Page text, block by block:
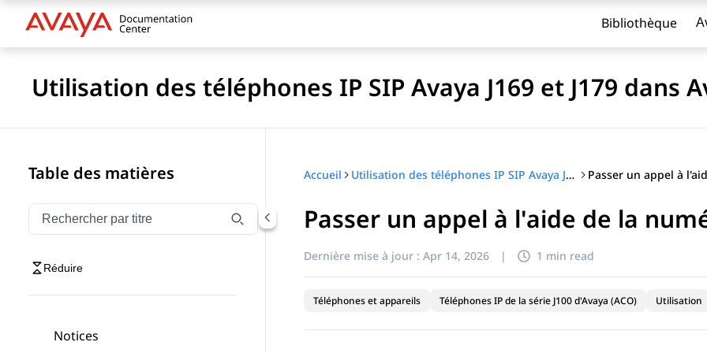
Bibliothèque
Utilisation des téléphones IP SIP Avaya J169 et J179 dans
Table des matières
Filtrer la navigation par titre
Saisissez pour filtrer les éléments de navigation par titre
Réduire
Notices
Accueil Utilisation des téléphones IP SIP Avaya J169 et J179 dans Avaya Aura®
Passer un appel à l'aide de la
Dernière mise à jour : Apr 14, 2026 | 1 min read
Téléphones et appareils Téléphones IP de la série J100 d'Avaya (ACO) Utilisation